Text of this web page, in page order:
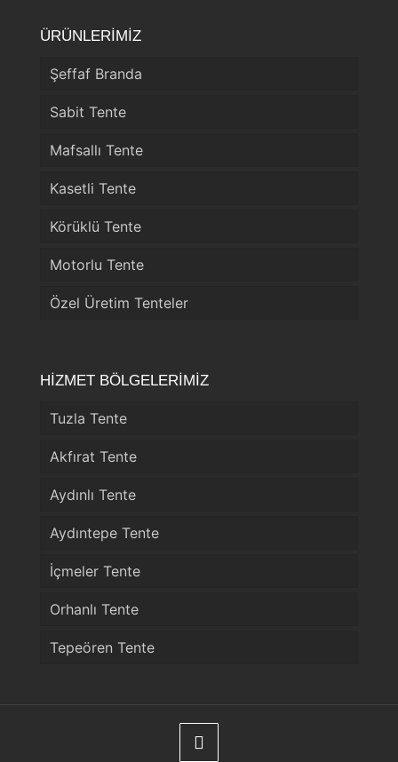
ÜRÜNLERİMİZ
Şeffaf Branda
Sabit Tente
Mafsallı Tente
Kasetli Tente
Körüklü Tente
Motorlu Tente
Özel Üretim Tenteler
HİZMET BÖLGELERİMİZ
Tuzla Tente
Akfırat Tente
Aydınlı Tente
Aydıntepe Tente
İçmeler Tente
Orhanlı Tente
Tepeören Tente